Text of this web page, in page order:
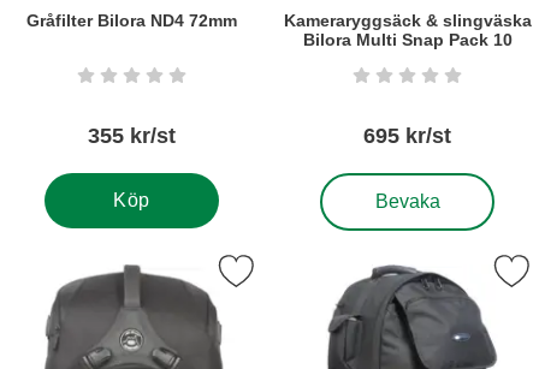
Gråfilter Bilora ND4 72mm
Art. nr5385 Betyg: 0 stjärnor av 5
355 kr/st
Köp
Kameraryggsäck & slingväska
Bilora Multi Snap Pack 10
Art. nr5782 Betyg: 0 stjärnor
695 kr/st
Bevaka
, Kameraryggsäck &
& slingväska Bilora Multi Snap Pack 30 som
Markera kameraryggsäck Bilora All